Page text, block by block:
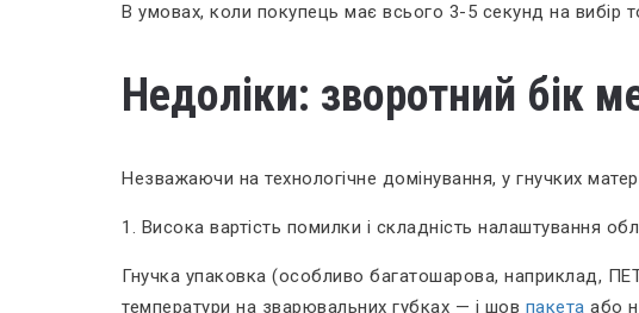
В умовах, коли покупець має всього 3-5 секунд на вибір
Недоліки: зворотний бік
Незважаючи на технологічне домінування, у гнучких
1. Висока вартість помилки і складність налаштування
Гнучка упаковка (особливо багатошарова, наприклад,
температури на зварювальних губках — і шов пакета або